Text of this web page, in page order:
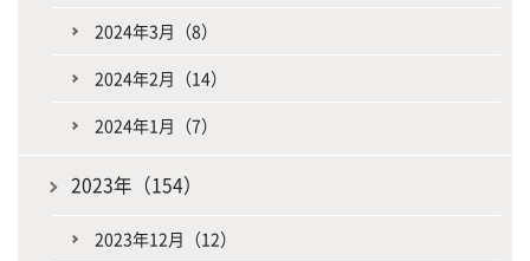
2024年3月（8）
2024年2月（14）
2024年1月（7）
2023年（154）
2023年12月（12）